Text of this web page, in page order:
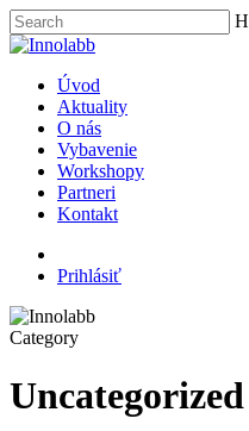
Úvod
Aktuality
O nás
Vybavenie
Workshopy
Partneri
Kontakt
Prihlásiť
Category
Uncategorized